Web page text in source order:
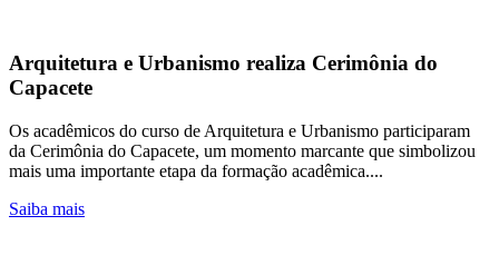
Arquitetura e Urbanismo realiza Cerimônia do
Capacete
Os acadêmicos do curso de Arquitetura e Urbanismo participaram
da Cerimônia do Capacete, um momento marcante que simbolizou
mais uma importante etapa da formação acadêmica....
Saiba mais